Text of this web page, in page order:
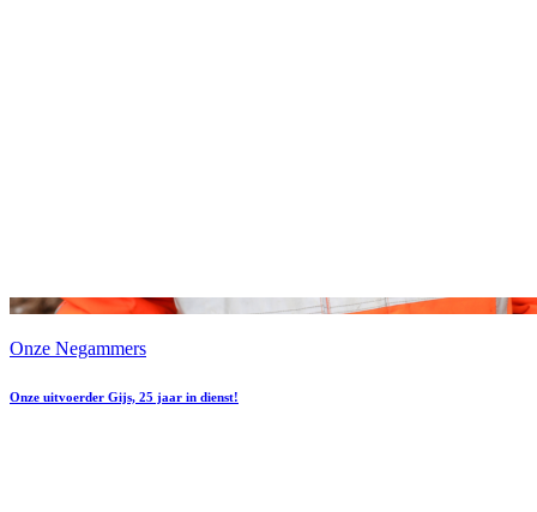
Onze Negammers
Onze uitvoerder Gijs, 25 jaar in dienst!